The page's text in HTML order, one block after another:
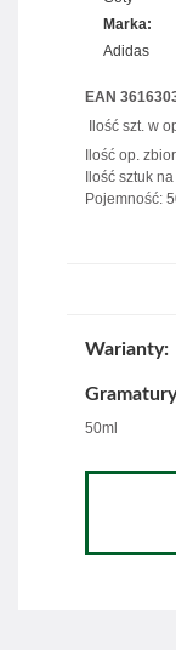
Marka:
Adidas
EAN
Ilość szt. w
Ilość op.
Ilość sztuk
Pojemność:
Warianty:
50ml